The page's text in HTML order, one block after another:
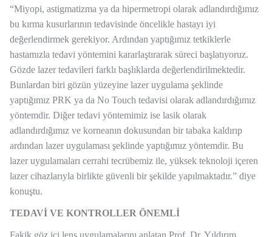
“Miyopi, astigmatizma ya da hipermetropi olarak adlandırdığımız
bu kırma kusurlarının tedavisinde öncelikle hastayı iyi
değerlendirmek gerekiyor. Ardından yaptığımız tetkiklerle
hastamızla tedavi yöntemini kararlaştırarak süreci başlatıyoruz.
Gözde lazer tedavileri farklı başlıklarda değerlendirilmektedir.
Bunlardan biri gözün yüzeyine lazer uygulama şeklinde
yaptığımız PRK ya da No Touch tedavisi olarak adlandırdığımız
yöntemdir. Diğer tedavi yöntemimiz ise lasik olarak
adlandırdığımız ve korneanın dokusundan bir tabaka kaldırıp
ardından lazer uygulaması şeklinde yaptığımız yöntemdir. Bu
lazer uygulamaları cerrahi tecrübemiz ile, yüksek teknoloji içeren
lazer cihazlarıyla birlikte güvenli bir şekilde yapılmaktadır.” diye
konuştu.
TEDAVİ VE KONTROLLER ÖNEMLİ